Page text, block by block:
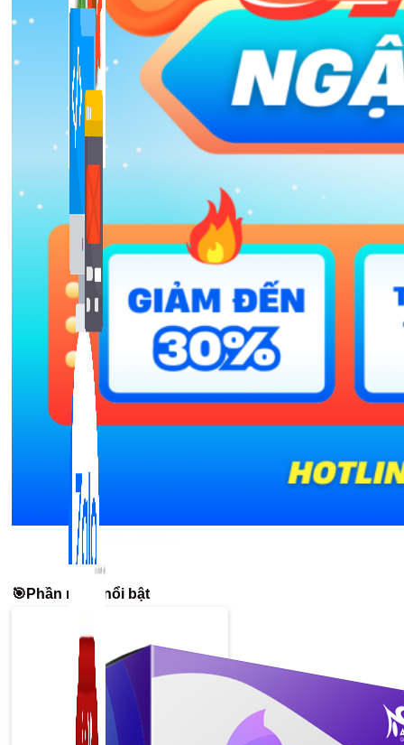
Bán Hàng Online
2,632 bài viết
New
Kiến Thức Website
309 bài viết
Liên hệ: 0967.9999.11
🎯Phần mềm nổi bật